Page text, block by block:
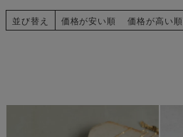
並び替え 価格が安い順 価格が高い順